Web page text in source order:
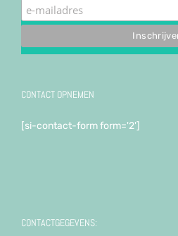
CONTACT OPNEMEN
[si-contact-form form='2']
CONTACTGEGEVENS: